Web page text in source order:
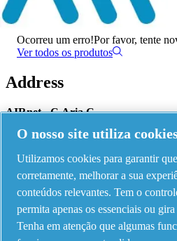
Ocorreu um erro
Ocorreu um erro!Por favor, tente
Ver todos os produtos
Address
AIRnet - C.Aria.C
Via Selva Maiolo, 5/7 - 36075,
Contact us
Piping Systems - click to see details
O nosso site utiliza
Utilizamos cookies para garantir
corretamente, melhorar a sua
conteúdos relevantes. Tem o
permita apenas os essenciais ou
Tenha em atenção que algumas